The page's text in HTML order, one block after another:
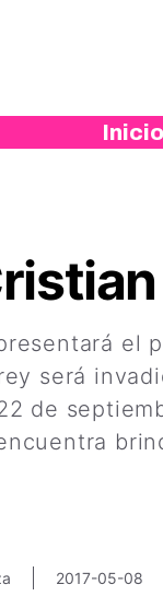
Inicio
el
será
de
2017-05-08